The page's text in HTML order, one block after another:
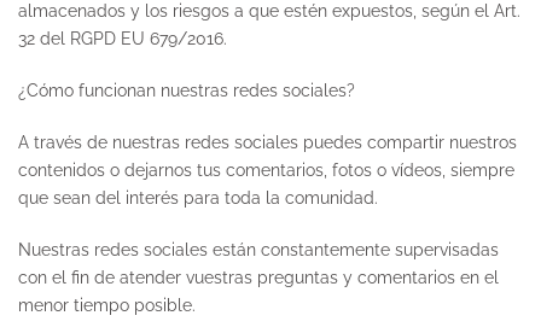
almacenados y los riesgos a que estén expuestos, según el Art.
32 del RGPD EU 679/2016.
¿Cómo funcionan nuestras redes sociales?
A través de nuestras redes sociales puedes compartir nuestros
contenidos o dejarnos tus comentarios, fotos o vídeos, siempre
que sean del interés para toda la comunidad.
Nuestras redes sociales están constantemente supervisadas
con el fin de atender vuestras preguntas y comentarios en el
menor tiempo posible.